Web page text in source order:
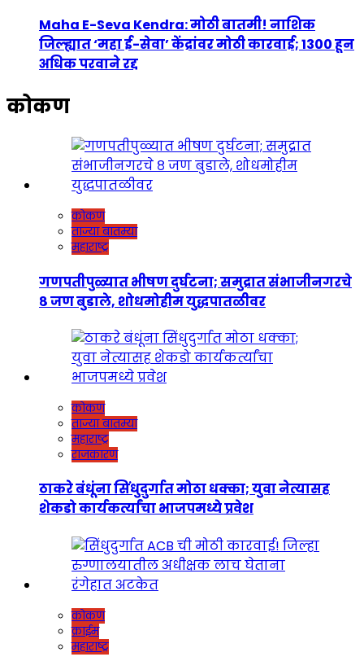
Maha E-Seva Kendra: मोठी बातमी! नाशिक
जिल्ह्यात ‘महा ई-सेवा’ केंद्रांवर मोठी कारवाई; 1300 हून
अधिक परवाने रद्द
कोकण
कोकण
ताज्या बातम्या
महाराष्ट्र
गणपतीपुळ्यात भीषण दुर्घटना; समुद्रात संभाजीनगरचे
८ जण बुडाले, शोधमोहीम युद्धपातळीवर
कोकण
ताज्या बातम्या
महाराष्ट्र
राजकारण
ठाकरे बंधूंना सिंधुदुर्गात मोठा धक्का; युवा नेत्यासह
शेकडो कार्यकर्त्यांचा भाजपमध्ये प्रवेश
कोकण
क्राईम
महाराष्ट्र